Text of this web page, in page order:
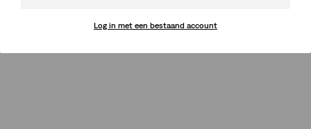
Log in met een bestaand account